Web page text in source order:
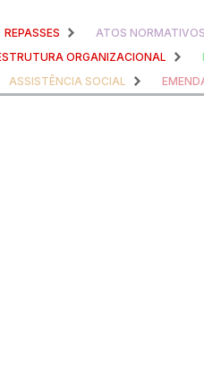
REPASSES
ATOS NORMATIVOS
ORGANIZACIONAL
ASSISTÊNCIA SOCIAL